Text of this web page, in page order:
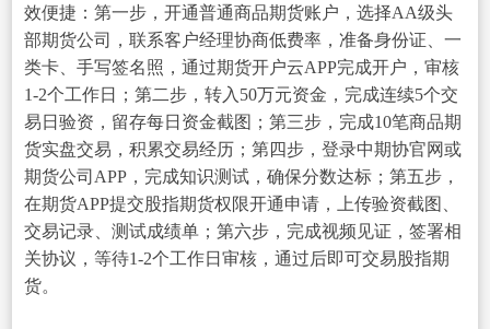
效便捷：第一步，开通普通商品期货账户，选择AA级头
部期货公司，联系客户经理协商低费率，准备身份证、一
类卡、手写签名照，通过期货开户云APP完成开户，审核
1-2个工作日；第二步，转入50万元资金，完成连续5个交
易日验资，留存每日资金截图；第三步，完成10笔商品期
货实盘交易，积累交易经历；第四步，登录中期协官网或
期货公司APP，完成知识测试，确保分数达标；第五步，
在期货APP提交股指期货权限开通申请，上传验资截图、
交易记录、测试成绩单；第六步，完成视频见证，签署相
关协议，等待1-2个工作日审核，通过后即可交易股指期
货。